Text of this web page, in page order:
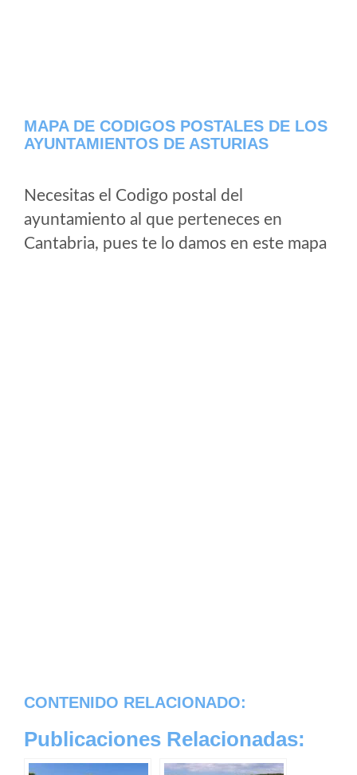
MAPA DE CODIGOS POSTALES DE LOS
AYUNTAMIENTOS DE ASTURIAS
Necesitas el Codigo postal del
ayuntamiento al que perteneces en
Cantabria, pues te lo damos en este mapa
CONTENIDO RELACIONADO:
Publicaciones Relacionadas: